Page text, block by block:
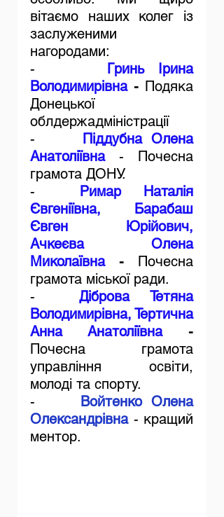
вітаємо наших колег із
заслуженими
нагородами:
-
Гринь Ірина
Володимирівна - Подяка
Донецької
облдержадміністрації
-
Піддубна Олена
Анатоліївна - Почесна
грамота ДОНУ.
-
Римар Наталія
Євгеніївна, Барабаш
Євген Юрійович,
Ачкеєва Олена
Миколаївна -
Почесна
грамота міської ради.
- Діброва Тетяна
Володимирівна, Тертична
Анна Анатоліївна
Почесна грамота
управління освіти,
молоді та спорту.
-
Войтенко Олена
Олександрівна - кращий
ментор.